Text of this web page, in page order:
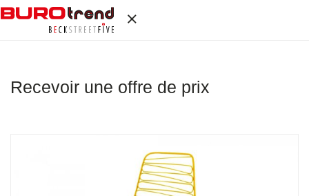
Recevoir une offre de prix